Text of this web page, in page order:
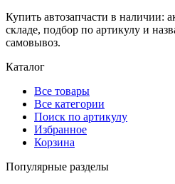
Купить автозапчасти в наличии:
складе, подбор по артикулу и
самовывоз.
Каталог
Все товары
Все категории
Поиск по артикулу
Избранное
Корзина
Популярные разделы